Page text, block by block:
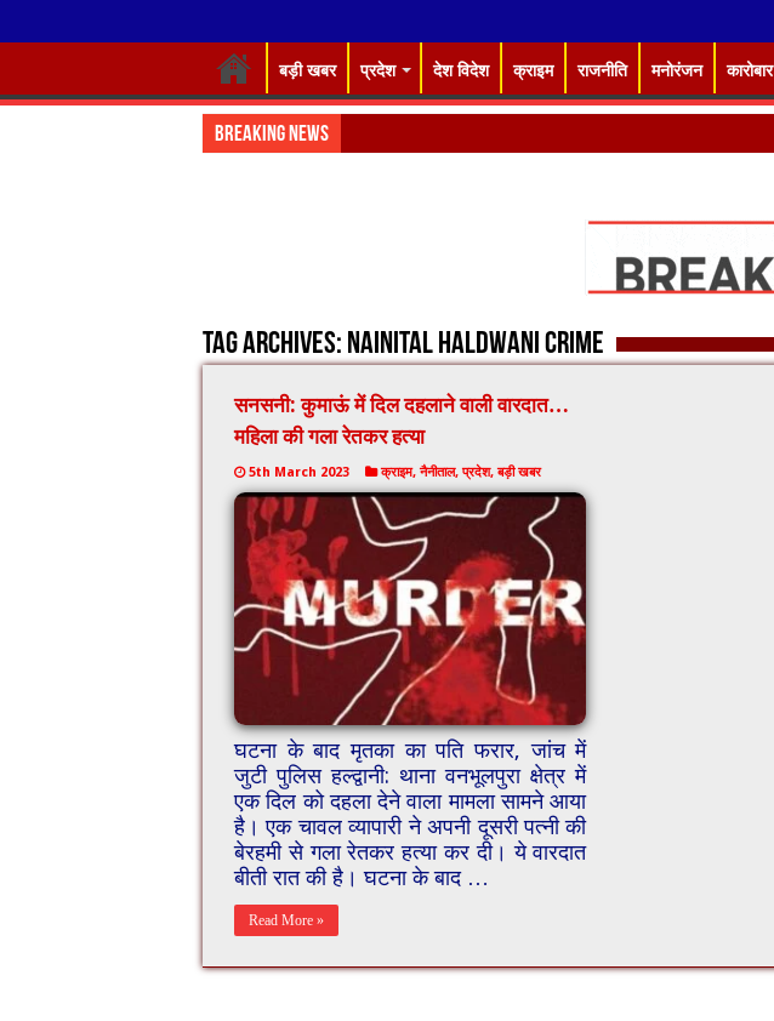
बड़ी खबर प्रदेश देश विदेश क्राइम राजनीति मनोरंजन कारोबार
Breaking News
Tag Archives: Nainital haldwani crime
सनसनी: कुमाऊं में दिल दहलाने वाली वारदात…
महिला की गला रेतकर हत्या
5th March 2023 क्राइम,नैनीताल,प्रदेश,बड़ी खबर
घटना के बाद मृतका का पति फरार, जांच में
जुटी पुलिस हल्द्वानी: थाना वनभूलपुरा क्षेत्र में
एक दिल को दहला देने वाला मामला सामने आया
है। एक चावल व्यापारी ने अपनी दूसरी पत्नी की
बेरहमी से गला रेतकर हत्या कर दी। ये वारदात
बीती रात की है। घटना के बाद …
Read More »